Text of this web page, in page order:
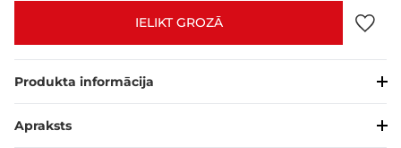
IELIKT GROZĀ
Produkta informācija
Apraksts